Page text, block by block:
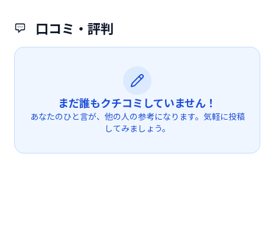
口コミ・評判
まだ誰もクチコミしていません！
あなたのひと言が、他の人の参考になります。気軽に投稿
してみましょう。